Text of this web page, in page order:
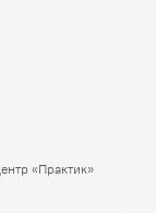
«Практик»